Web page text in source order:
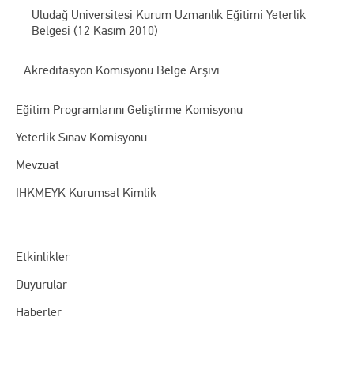
Uludağ Üniversitesi Kurum Uzmanlık Eğitimi Yeterlik
Belgesi (12 Kasım 2010)
Akreditasyon Komisyonu Belge Arşivi
Eğitim Programlarını Geliştirme Komisyonu
Yeterlik Sınav Komisyonu
Mevzuat
İHKMEYK Kurumsal Kimlik
Etkinlikler
Duyurular
Haberler